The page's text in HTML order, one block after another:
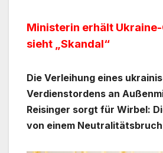
Ministerin erhält Ukraine-
sieht „Skandal“
Die Verleihung eines
Verdienstordens an
Reisinger sorgt für Wirbel:
von einem